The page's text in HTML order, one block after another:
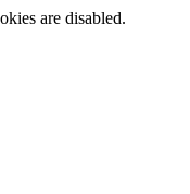
are disabled.